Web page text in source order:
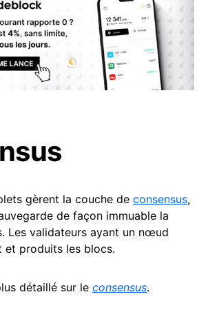
gèrent la couche de consensus,
de façon immuable la
Les validateurs ayant un nœud
et produits les blocs.
détaillé sur le consensus.